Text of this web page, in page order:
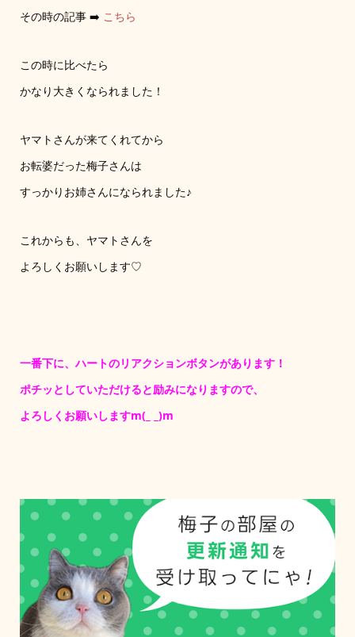
その時の記事 ➡️ こちら
この時に比べたら
かなり大きくなられました！
ヤマトさんが来てくれてから
お転婆だった梅子さんは
すっかりお姉さんになられました♪
これからも、ヤマトさんを
よろしくお願いします♡
一番下に、ハートのリアクションボタンがあります！
ポチッとしていただけると励みになりますので、
よろしくお願いしますm(_ _)m